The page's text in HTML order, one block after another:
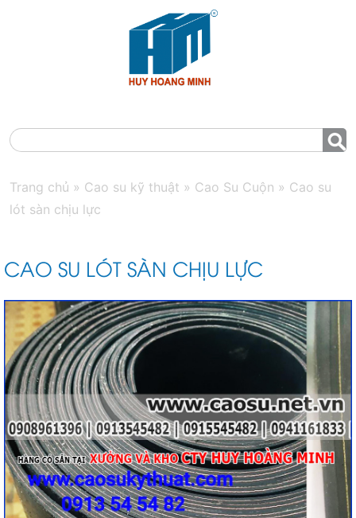
Trang chủ » Cao su kỹ thuật » Cao Su Cuộn » Cao su
lót sàn chịu lực
CAO SU LÓT SÀN CHỊU LỰC